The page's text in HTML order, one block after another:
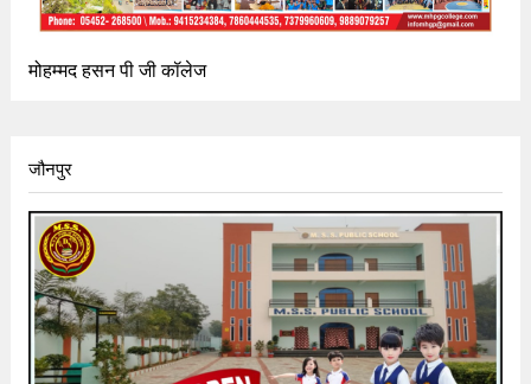
मोहम्मद हसन पी जी कॉलेज
जौनपुर